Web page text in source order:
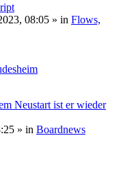
08:05 » in Flows,
Neustart ist er wieder
» in Boardnews